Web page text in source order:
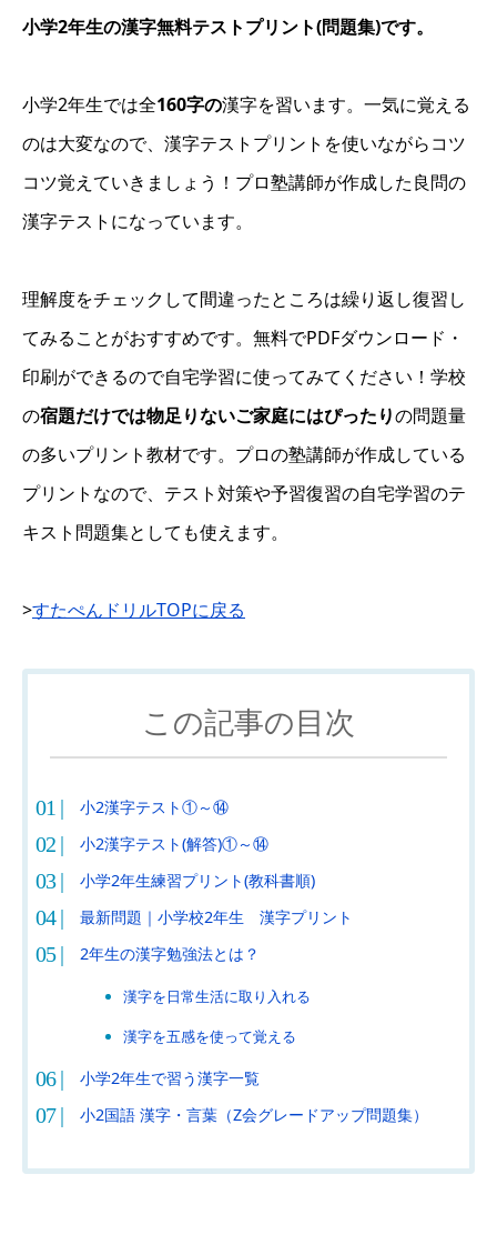
小学2年生の漢字無料テストプリント(問題集)です。
小学2年生では全160字の漢字を習います。一気に覚える
のは大変なので、漢字テストプリントを使いながらコツ
コツ覚えていきましょう！プロ塾講師が作成した良問の
漢字テストになっています。
理解度をチェックして間違ったところは繰り返し復習し
てみることがおすすめです。無料でPDFダウンロード・
印刷ができるので自宅学習に使ってみてください！学校
の宿題だけでは物足りないご家庭にはぴったりの問題量
の多いプリント教材です。プロの塾講師が作成している
プリントなので、テスト対策や予習復習の自宅学習のテ
キスト問題集としても使えます。
>すたぺんドリルTOPに戻る
この記事の目次
小2漢字テスト①～⑭
小2漢字テスト(解答)①～⑭
小学2年生練習プリント(教科書順)
最新問題｜小学校2年生 漢字プリント
2年生の漢字勉強法とは？
漢字を日常生活に取り入れる
漢字を五感を使って覚える
小学2年生で習う漢字一覧
小2国語 漢字・言葉（Z会グレードアップ問題集）